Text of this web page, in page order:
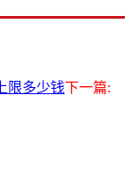
限多少钱下一篇: